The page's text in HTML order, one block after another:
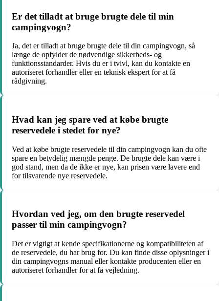
Er det tilladt at bruge brugte dele til min
campingvogn?
Ja, det er tilladt at bruge brugte dele til din campingvogn, så
længe de opfylder de nødvendige sikkerheds- og
funktionsstandarder. Hvis du er i tvivl, kan du kontakte en
autoriseret forhandler eller en teknisk ekspert for at få
rådgivning.
Hvad kan jeg spare ved at købe brugte
reservedele i stedet for nye?
Ved at købe brugte reservedele til din campingvogn kan du ofte
spare en betydelig mængde penge. De brugte dele kan være i
god stand, men da de ikke er nye, kan prisen være lavere end
for tilsvarende nye reservedele.
Hvordan ved jeg, om den brugte reservedel
passer til min campingvogn?
Det er vigtigt at kende specifikationerne og kompatibiliteten af
de reservedele, du har brug for. Du kan finde disse oplysninger i
din campingvogns manual eller kontakte producenten eller en
autoriseret forhandler for at få vejledning.